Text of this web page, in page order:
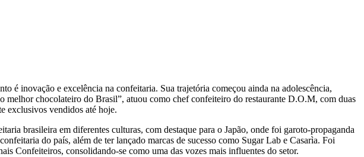
é inovação e excelência na confeitaria. Sua trajetória começou ainda na adolescência,
chocolateiro do Brasil”, atuou como chef confeiteiro do restaurante D.O.M, com duas
exclusivos vendidos até hoje.
brasileira em diferentes culturas, com destaque para o Japão, onde foi garoto-propaganda
do país, além de ter lançado marcas de sucesso como Sugar Lab e Casarìa. Foi
Confeiteiros, consolidando-se como uma das vozes mais influentes do setor.